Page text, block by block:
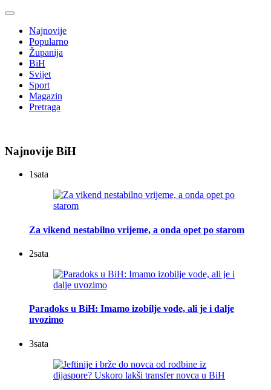
Najnovije
Popularno
Županija
BiH
Svijet
Sport
Magazin
Pretraga
Najnovije BiH
1sata
Za vikend nestabilno vrijeme, a onda opet po starom
2sata
Paradoks u BiH: Imamo izobilje vode, ali je i dalje
uvozimo
3sata